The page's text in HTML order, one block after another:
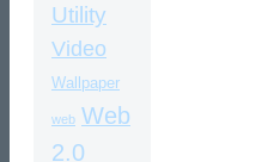
Utility
Video
Wallpaper
web Web
2.0